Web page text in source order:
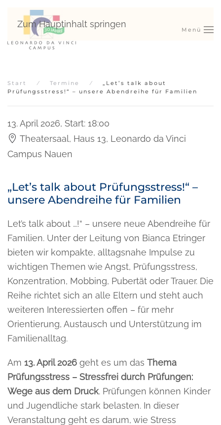
Zum Hauptinhalt springen
Menü
Start Termine
„Let’s talk about
Prüfungsstress!“ – unsere Abendreihe für Familien
13. April 2026, Start: 18:00
Theatersaal, Haus 13, Leonardo da Vinci
Campus Nauen
„Let’s talk about Prüfungsstress!“ –
unsere Abendreihe für Familien
Let’s talk about …!“ – unsere neue Abendreihe für
Familien. Unter der Leitung von Bianca Etringer
bieten wir kompakte, alltagsnahe Impulse zu
wichtigen Themen wie Angst, Prüfungsstress,
Konzentration, Mobbing, Pubertät oder Trauer. Die
Reihe richtet sich an alle Eltern und steht auch
weiteren Interessierten offen – für mehr
Orientierung, Austausch und Unterstützung im
Familienalltag.
Am 13. April 2026 geht es um das Thema
Prüfungsstress – Stressfrei durch Prüfungen:
Wege aus dem Druck. Prüfungen können Kinder
und Jugendliche stark belasten. In dieser
Veranstaltung geht es darum, wie Stress